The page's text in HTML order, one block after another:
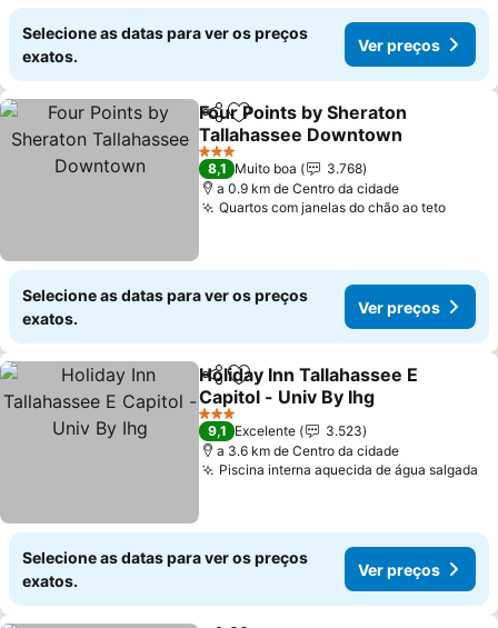
Selecione as datas para ver os preços
exatos.
Ver preços
PartilharAdicionar aos favoritos
Four Points by Sheraton
Tallahassee Downtown
Ver preços
3 Estrelas
8,1 Muito boa
3.768
a 0.9 km de Centro da cidade
Quartos com janelas do chão ao tetoVer
Selecione as datas para ver os preços
exatos.
Ver preços
PartilharAdicionar aos favoritos
Holiday Inn Tallahassee E
Capitol - Univ By Ihg
Ver preços
3 Estrelas
9,1 Excelente
3.523
a 3.6 km de Centro da cidade
Piscina interna aquecida de água salgada
Selecione as datas para ver os preços
exatos.
Ver preços